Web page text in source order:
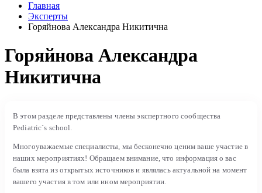
Главная
Эксперты
Горяйнова Александра Никитична
Горяйнова Александра
Никитична
В этом разделе представлены члены экспертного сообщества
Pediatric`s school.
Многоуважаемые специалисты, мы бесконечно ценим ваше участие в
наших мероприятиях! Обращаем внимание, что информация о вас
была взята из открытых источников и являлась актуальной на момент
вашего участия в том или ином мероприятии.